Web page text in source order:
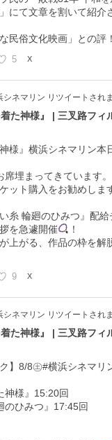
にて文章を割いて紹介
民俗文化映画」との評！
5 X
シネマリン リツイートされ
た神様』 | 三叉路フィ
様』横浜シネマリン本
席埋まってきています
ット購入をお勧めしま
糸 輪廻のひみつ』配給
を急遽開催
！
上がる、作品の枠を解
9 X
シネマリン リツイートされ
た神様』 | 三叉路フィ
ク】8/8㊏#横浜シネマリ
神様』15:20回
のひみつ』17:45回